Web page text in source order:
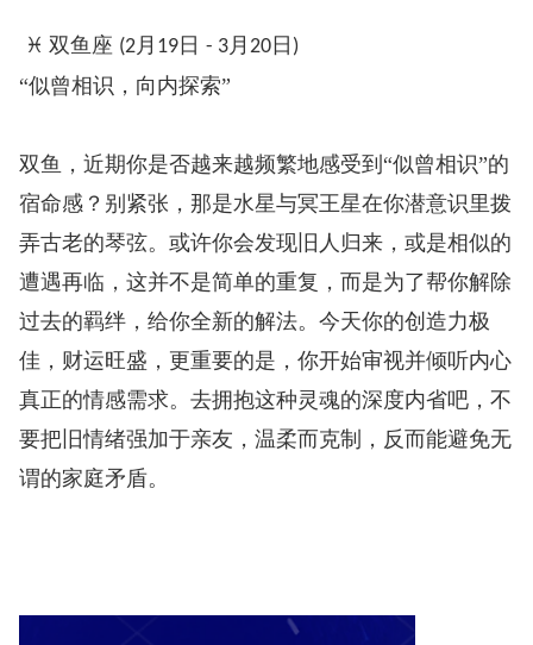
♓ 双鱼座 (2 月 19日 - 3 月 20日 )
“似曾相识，向内探索”
双鱼，近期你是否越来越频繁地感受到“似曾相识”的
宿命感？别紧张，那是水星与冥王星在你潜意识里拨
弄古老的琴弦。或许你会发现旧人归来，或是相似的
遭遇再临，这并不是简单的重复，而是为了帮你解除
过去的羁绊，给你全新的解法。今天你的创造力极
佳，财运旺盛，更重要的是，你开始审视并倾听内心
真正的情感需求。去拥抱这种灵魂的深度内省吧，不
要把旧情绪强加于亲友，温柔而克制，反而能避免无
谓的家庭矛盾。